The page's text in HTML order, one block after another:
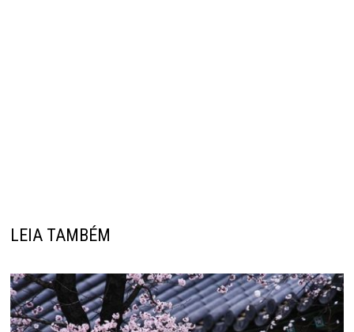
LEIA TAMBÉM